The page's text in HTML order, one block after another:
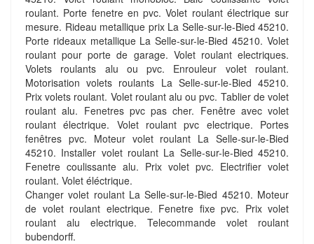
roulant. Porte fenetre en pvc. Volet roulant électrique sur
mesure. Rideau metallique prix La Selle-sur-le-Bied 45210.
Porte rideaux metallique La Selle-sur-le-Bied 45210. Volet
roulant pour porte de garage. Volet roulant electriques.
Volets roulants alu ou pvc. Enrouleur volet roulant.
Motorisation volets roulants La Selle-sur-le-Bied 45210.
Prix volets roulant. Volet roulant alu ou pvc. Tablier de volet
roulant alu. Fenetres pvc pas cher. Fenêtre avec volet
roulant électrique. Volet roulant pvc electrique. Portes
fenêtres pvc. Moteur volet roulant La Selle-sur-le-Bied
45210. Installer volet roulant La Selle-sur-le-Bied 45210.
Fenetre coulissante alu. Prix volet pvc. Electrifier volet
roulant. Volet éléctrique.
Changer volet roulant La Selle-sur-le-Bied 45210. Moteur
de volet roulant electrique. Fenetre fixe pvc. Prix volet
roulant alu electrique. Telecommande volet roulant
bubendorff.